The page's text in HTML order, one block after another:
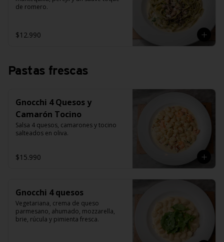
de romero.
$12.990
Pastas frescas
Gnocchi 4 Quesos y
Camarón Tocino
Salsa 4 quesos, camarones y tocino
salteados en oliva.
$15.990
Gnocchi 4 quesos
Vegetariana, crema de queso
parmesano, ahumado, mozzarella,
brie, rúcula y pimienta fresca.